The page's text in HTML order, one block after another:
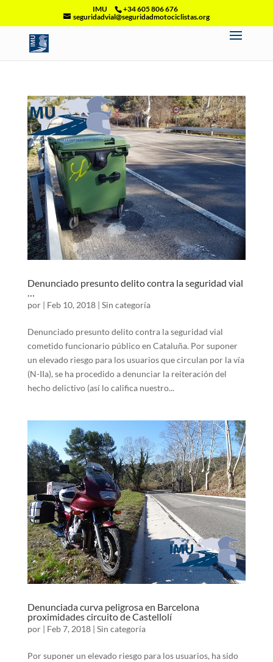
IMU
+34 605 806 676
seguridadvial@seguridadmotociclistas.org
Denunciado presunto delito contra la seguridad vial
por | Feb 10, 2018| Sin categoría
Denunciado presunto delito contra la seguridad vial
cometido funcionario público en Cataluña. Por suponer
un elevado riesgo para los usuarios que circulan por la vía
(N-IIa), se ha procedido a denunciar la reiteración del
hecho delictivo (así lo califica nuestro...
Denunciada curva peligrosa en Barcelona
proximidades circuito de Castellolí
por | Feb 7, 2018| Sin categoría
Por suponer un elevado riesgo para los usuarios, ha sido